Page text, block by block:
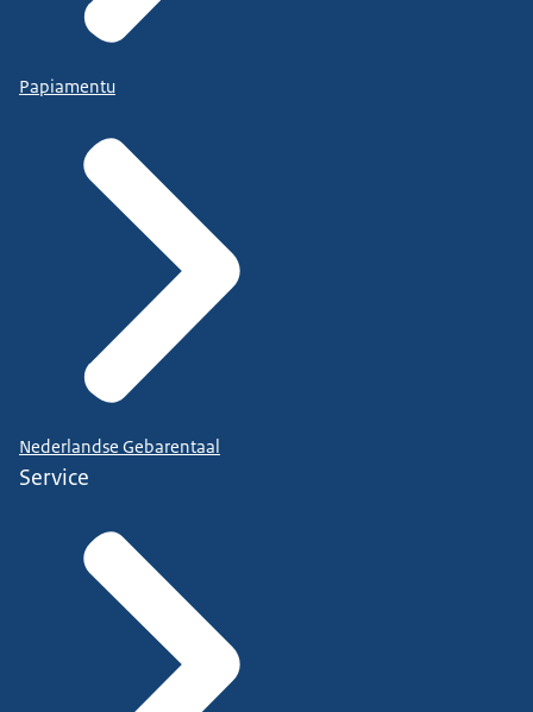
Papiamentu
Nederlandse Gebarentaal
Service